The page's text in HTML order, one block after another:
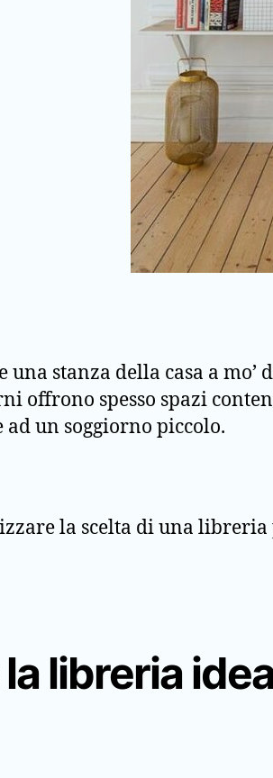
una stanza della casa a
offrono spesso spazi
un soggiorno piccolo.
la scelta di una libreria
libreria